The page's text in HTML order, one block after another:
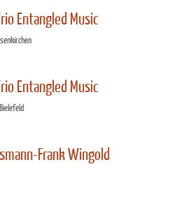
Entangled Music
Entangled Music
Frank Wingold